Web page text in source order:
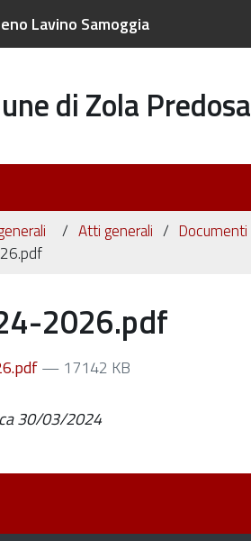
Lavino Samoggia
di Zola
Atti generali
2026.pdf
— 17142 KB
30/03/2024